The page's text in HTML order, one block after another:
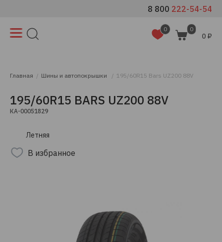
8 800 222-54-54
0 0
0 ₽
Главная Шины и автопокрышки 195/60R15 Bars UZ200 88V
195/60R15 BARS UZ200 88V
КА-00051829
Летняя
В избранное